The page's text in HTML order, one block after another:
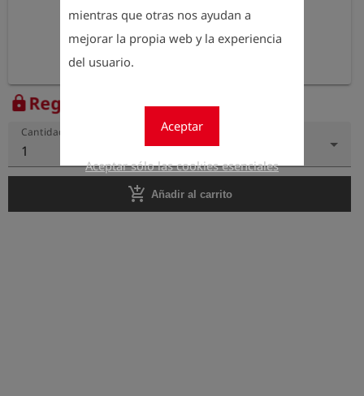
mientras que otras nos ayudan a
mejorar la propia web y la experiencia
del usuario.
Aceptar
Aceptar sólo las cookies esenciales
lockRegístrese para ver el precio
Cantidad
1
add_shopping_cart Añadir al carrito